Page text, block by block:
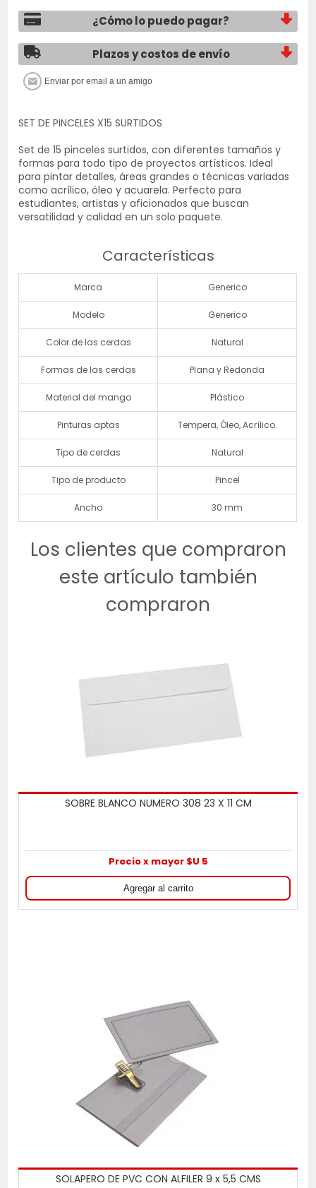
¿Cómo lo puedo pagar?
Plazos y costos de envío
SET DE PINCELES X15 SURTIDOS
Set de 15 pinceles surtidos, con diferentes tamaños y
formas para todo tipo de proyectos artísticos. Ideal
para pintar detalles, áreas grandes o técnicas variadas
como acrílico, óleo y acuarela. Perfecto para
estudiantes, artistas y aficionados que buscan
versatilidad y calidad en un solo paquete.
Características
Marca Generico
Modelo Generico
Color de las cerdas Natural
Formas de las cerdas Plana y Redonda
Material del mango Plástico
Pinturas aptas Tempera, Óleo, Acrílico.
Tipo de cerdas Natural
Tipo de producto Pincel
Ancho 30 mm
Los clientes que compraron
este artículo también
compraron
SOBRE BLANCO NUMERO 308 23 X 11 CM
Precio x mayor $U 5
SOLAPERO DE PVC CON ALFILER 9 x 5,5 CMS